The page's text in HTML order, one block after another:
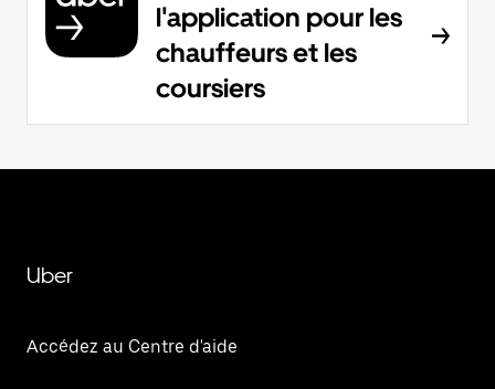
l'application pour les
chauffeurs et les
coursiers
Uber
Accédez au Centre d'aide